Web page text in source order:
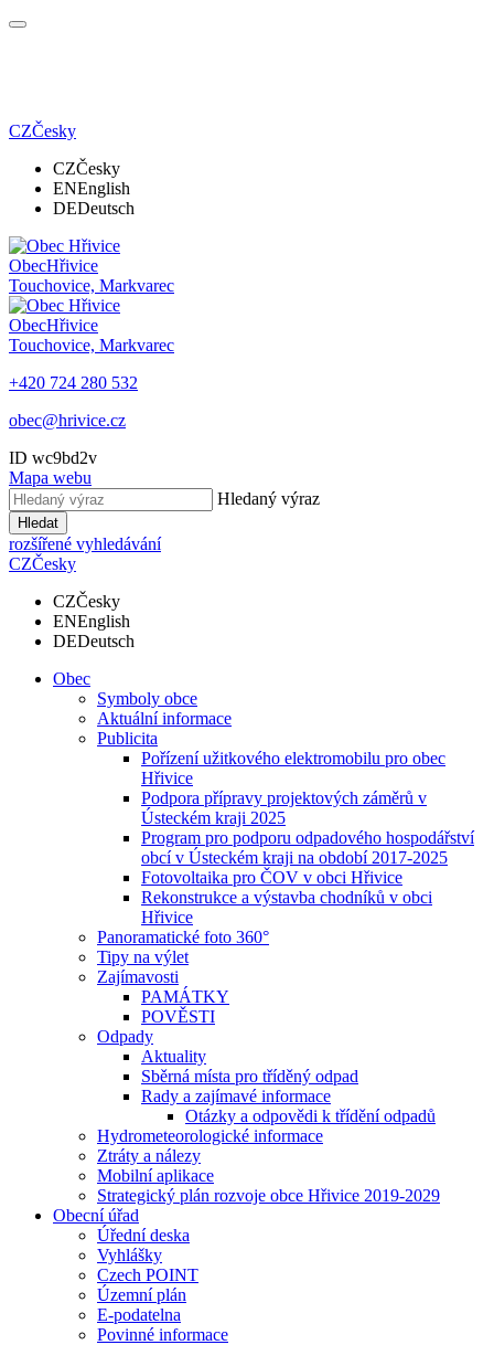
CZČesky
CZČesky
ENEnglish
DEDeutsch
ObecHřivice
Touchovice, Markvarec
ObecHřivice
Touchovice, Markvarec
+420 724 280 532
obec@hrivice.cz
ID wc9bd2v
Mapa webu
Hledaný výraz
Hledat
rozšířené vyhledávání
CZČesky
CZČesky
ENEnglish
DEDeutsch
Obec
Symboly obce
Aktuální informace
Publicita
Pořízení užitkového elektromobilu pro obec
Hřivice
Podpora přípravy projektových záměrů v
Ústeckém kraji 2025
Program pro podporu odpadového hospodářství
obcí v Ústeckém kraji na období 2017-2025
Fotovoltaika pro ČOV v obci Hřivice
Rekonstrukce a výstavba chodníků v obci
Hřivice
Panoramatické foto 360°
Tipy na výlet
Zajímavosti
PAMÁTKY
POVĚSTI
Odpady
Aktuality
Sběrná místa pro tříděný odpad
Rady a zajímavé informace
Otázky a odpovědi k třídění odpadů
Hydrometeorologické informace
Ztráty a nálezy
Mobilní aplikace
Strategický plán rozvoje obce Hřivice 2019-2029
Obecní úřad
Úřední deska
Vyhlášky
Czech POINT
Územní plán
E-podatelna
Povinné informace